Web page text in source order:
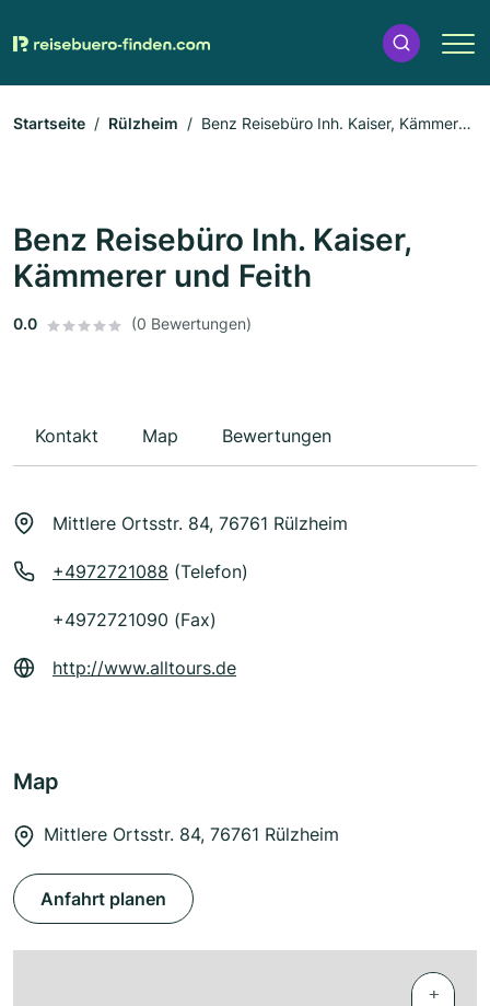
Startseite Rülzheim
Benz Reisebüro Inh. Kaiser, Kämmerer
Benz Reisebüro Inh. Kaiser,
Kämmerer und Feith
0.0 (0 Bewertungen)
Kontakt Map Bewertungen
Mittlere Ortsstr. 84, 76761 Rülzheim
+4972721088 (Telefon)
+4972721090 (Fax)
http://www.alltours.de
Map
Mittlere Ortsstr. 84, 76761 Rülzheim
Anfahrt planen
+